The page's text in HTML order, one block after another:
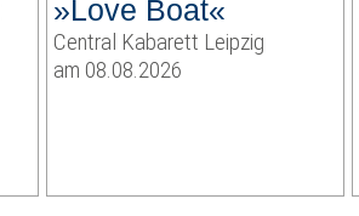
»Love Boat«
Central Kabarett Leipzig
am 08.08.2026